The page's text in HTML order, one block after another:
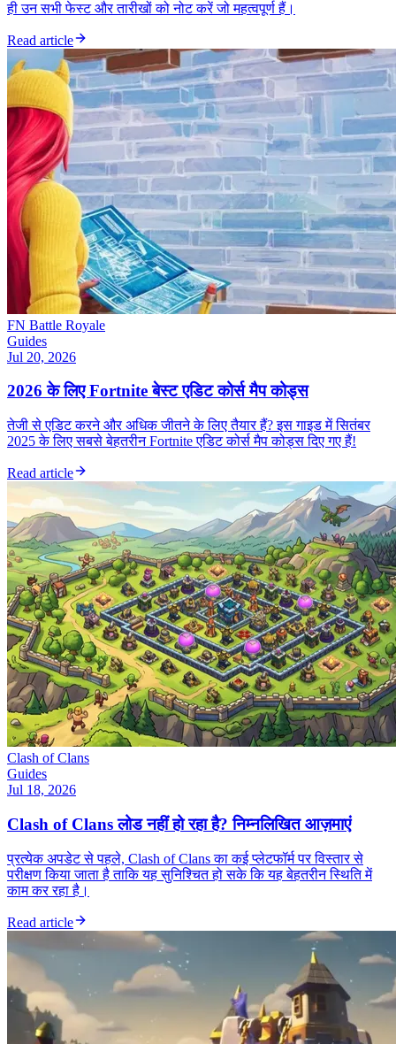
ही उन सभी फेस्ट और तारीखों को नोट करें जो महत्वपूर्ण हैं।
Read article
FN Battle Royale
Guides
Jul 20, 2026
2026 के लिए Fortnite बेस्ट एडिट कोर्स मैप कोड्स
तेजी से एडिट करने और अधिक जीतने के लिए तैयार हैं? इस गाइड में सितंबर
2025 के लिए सबसे बेहतरीन Fortnite एडिट कोर्स मैप कोड्स दिए गए हैं!
Read article
Clash of Clans
Guides
Jul 18, 2026
Clash of Clans लोड नहीं हो रहा है? निम्नलिखित आज़माएं
प्रत्येक अपडेट से पहले, Clash of Clans का कई प्लेटफॉर्म पर विस्तार से
परीक्षण किया जाता है ताकि यह सुनिश्चित हो सके कि यह बेहतरीन स्थिति में
काम कर रहा है।
Read article